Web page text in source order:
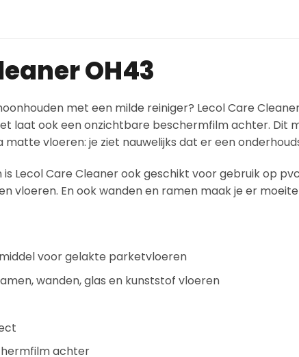
OH43
met een milde reiniger? Lecol Care
laat ook een onzichtbare beschermfilm achter. Dit
vloeren: je ziet nauwelijks dat er een
Lecol Care Cleaner ook geschikt voor gebruik op
vloeren. En ook wanden en ramen maak je er
voor gelakte parketvloeren
wanden, glas en kunststof vloeren
achter